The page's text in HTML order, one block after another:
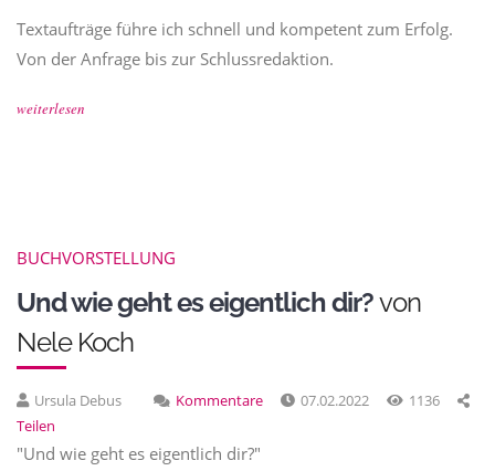
Textaufträge führe ich schnell und kompetent zum Erfolg.
Von der Anfrage bis zur Schlussredaktion.
weiterlesen
BUCHVORSTELLUNG
Und wie geht es eigentlich dir?von
Nele Koch
Ursula Debus Kommentare 07.02.2022
1136
Teilen
"Und wie geht es eigentlich dir?"